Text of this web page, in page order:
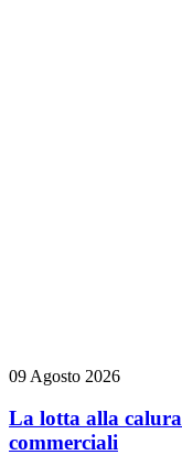
09 Agosto 2026
La lotta alla
commerciali